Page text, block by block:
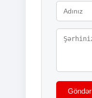
Göndər